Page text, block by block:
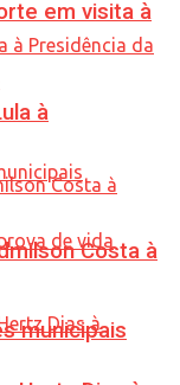
em visita à
municipais
à
Costa à